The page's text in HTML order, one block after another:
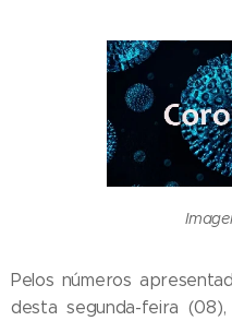
Pelos números
desta segunda-feira (08),